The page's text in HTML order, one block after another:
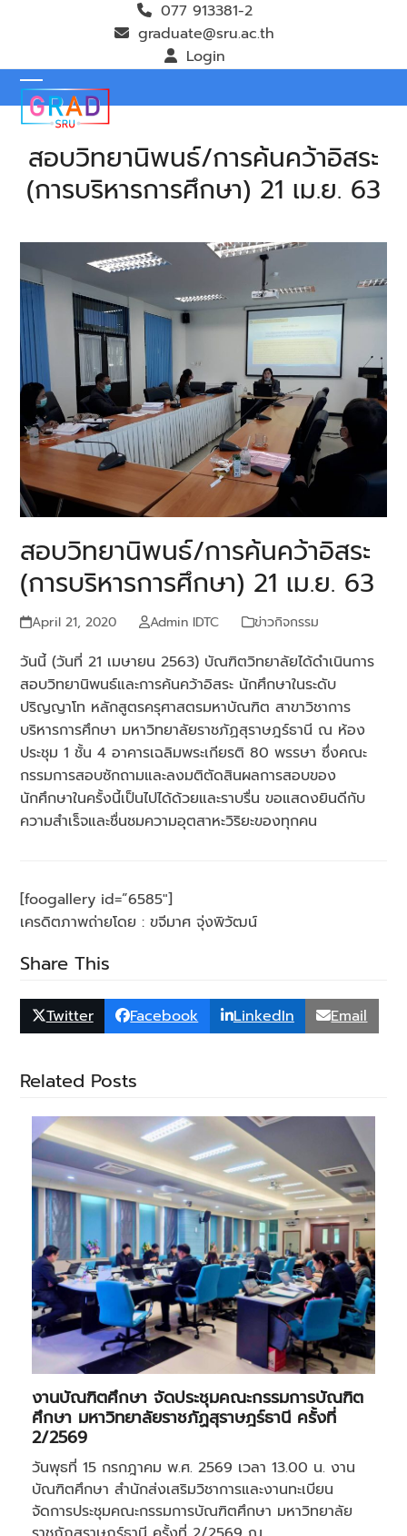
077 913381-2
graduate@sru.ac.th
Login
Open
mobile
menu
Close
mobile
menu
สอบวิทยานิพนธ์/การค้นคว้าอิสระ
(การบริหารการศึกษา) 21 เม.ย. 63
สอบวิทยานิพนธ์/การค้นคว้าอิสระ
(การบริหารการศึกษา) 21 เม.ย. 63
April 21, 2020 Admin IDTC ข่าวกิจกรรม
วันนี้ (วันที่ 21 เมษายน 2563) บัณฑิตวิทยาลัยได้ดำเนินการ
สอบวิทยานิพนธ์และการค้นคว้าอิสระ นักศึกษาในระดับ
ปริญญาโท หลักสูตรครุศาสตรมหาบัณฑิต สาขาวิชาการ
บริหารการศึกษา มหาวิทยาลัยราชภัฏสุราษฎร์ธานี ณ ห้อง
ประชุม 1 ชั้น 4 อาคารเฉลิมพระเกียรติ 80 พรรษา ซึ่งคณะ
กรรมการสอบซักถามและลงมติตัดสินผลการสอบของ
นักศึกษาในครั้งนี้เป็นไปได้ด้วยและราบรื่น ขอแสดงยินดีกับ
ความสำเร็จและชื่นชมความอุตสาหะวิริยะของทุกคน
[foogallery id=”6585″]
เครดิตภาพถ่ายโดย : ขจีมาศ จุ่งพิวัฒน์
Share This
Twitter Facebook LinkedIn Email
Related Posts
งานบัณฑิตศึกษา จัดประชุมคณะกรรมการบัณฑิต
ศึกษา มหาวิทยาลัยราชภัฏสุราษฎร์ธานี ครั้งที่
2/2569
วันพุธที่ 15 กรกฎาคม พ.ศ. 2569 เวลา 13.00 น. งาน
บัณฑิตศึกษา สำนักส่งเสริมวิชาการและงานทะเบียน
จัดการประชุมคณะกรรมการบัณฑิตศึกษา มหาวิทยาลัย